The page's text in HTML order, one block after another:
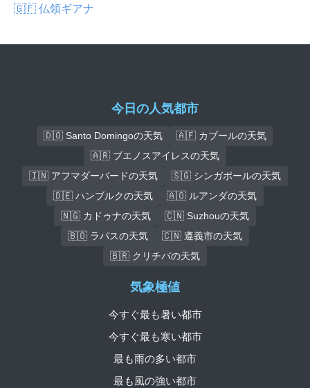
🇬🇫 仏領ギアナ
今日の人気都市
🇩🇴 Santo Domingoの天気
🇦🇫 カブールの天気
🇦🇷 ブエノスアイレスの天気
🇮🇳 アフマダーバードの天気
🇸🇬 シンガポールの天気
🇩🇪 ハンブルクの天気
🇦🇴 ルアンダの天気
🇳🇬 カドゥナの天気
🇨🇳 Suzhouの天気
🇧🇴 ラパスの天気
🇨🇳 遵義市の天気
🇧🇷 クリチバの天気
気象極値
今すぐ最も暑い都市
今すぐ最も寒い都市
最も雨の多い都市
最も風の強い都市